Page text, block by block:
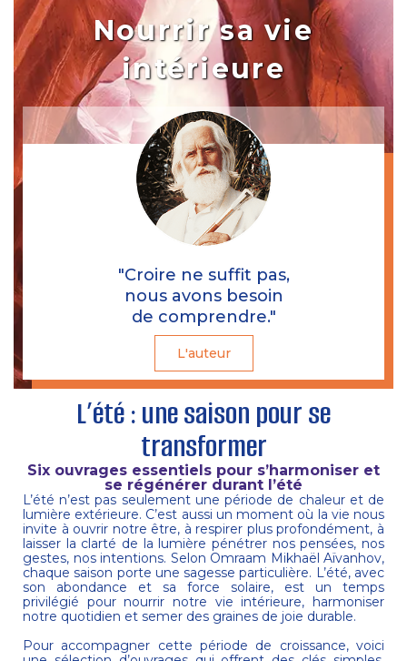
Nourrir sa vie
intérieure
"Croire ne suffit pas,
nous avons besoin
de comprendre."
L'auteur
L’été : une saison pour se
transformer
Six ouvrages essentiels pour s’harmoniser et
se régénérer durant l’été
L’été n’est pas seulement une période de chaleur et de
lumière extérieure. C’est aussi un moment où la vie nous
invite à ouvrir notre être, à respirer plus profondément, à
laisser la clarté de la lumière pénétrer nos pensées, nos
gestes, nos intentions. Selon Omraam Mikhaël Aïvanhov,
chaque saison porte une sagesse particulière. L’été, avec
son abondance et sa force solaire, est un temps
privilégié pour nourrir notre vie intérieure, harmoniser
notre quotidien et semer des graines de joie durable.
Pour accompagner cette période de croissance, voici